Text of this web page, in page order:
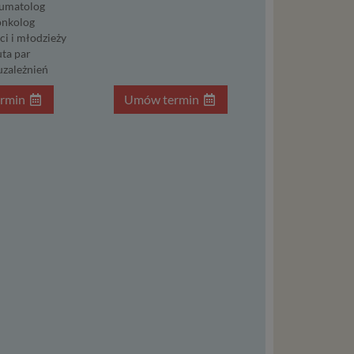
i młodzieży
par
Umów termin
na
o
konto,
Ci